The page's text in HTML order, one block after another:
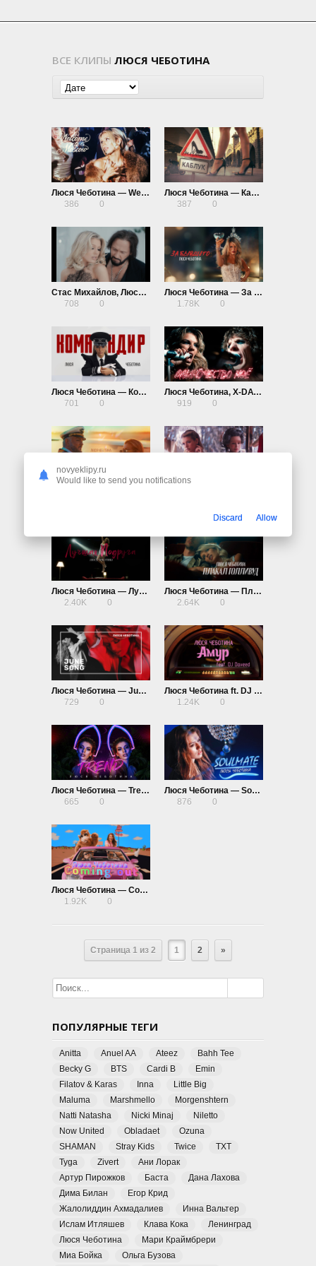
ВСЕ КЛИПЫ ЛЮСЯ ЧЕБОТИНА
Люся Чеботина — Welcome to Moscow
386
0
Люся Чеботина — Каблук
387
0
Стас Михайлов, Люся Чеботина — Двое одиночек (Lyric Video)
708
0
Люся Чеботина — За бывшего
1.78K
0
Люся Чеботина — Командир
701
0
Люся Чеботина, X-DATE — Одиночество моё
919
0
Люся Чеботина — Лучшая подруга
2.40K
0
Люся Чеботина — Плакал Голливуд
2.64K
0
Люся Чеботина — June Song
729
0
Люся Чеботина ft. DJ Daveed — Амур
1.24K
0
Люся Чеботина — Trend
665
0
Люся Чеботина — Soulmate
876
0
Люся Чеботина — Coming Out
1.92K
0
Страница 1 из 2 1 2 »
ПОПУЛЯРНЫЕ ТЕГИ
Anitta Anuel AA Ateez
Bahh Tee
Becky G
BTS Cardi B
Emin
Filatov & Karas
Inna
Little Big
Maluma
Marshmello
Morgenshtern
Natti Natasha
Nicki Minaj
Niletto
Now United
Obladaet
Ozuna
SHAMAN
Stray Kids Twice
TXT
Tyga
Zivert
Ани Лорак
Артур Пирожков
Баста
Дана Лахова
Дима Билан
Егор Крид
Жалолиддин Ахмадалиев
Инна Вальтер
Ислам Итляшев
Клава Кока
Ленинград
Люся Чеботина
Мари Краймбрери
Миа Бойка
Ольга Бузова
novyeklipy.ru
Would like to send you notifications
Discard Allow